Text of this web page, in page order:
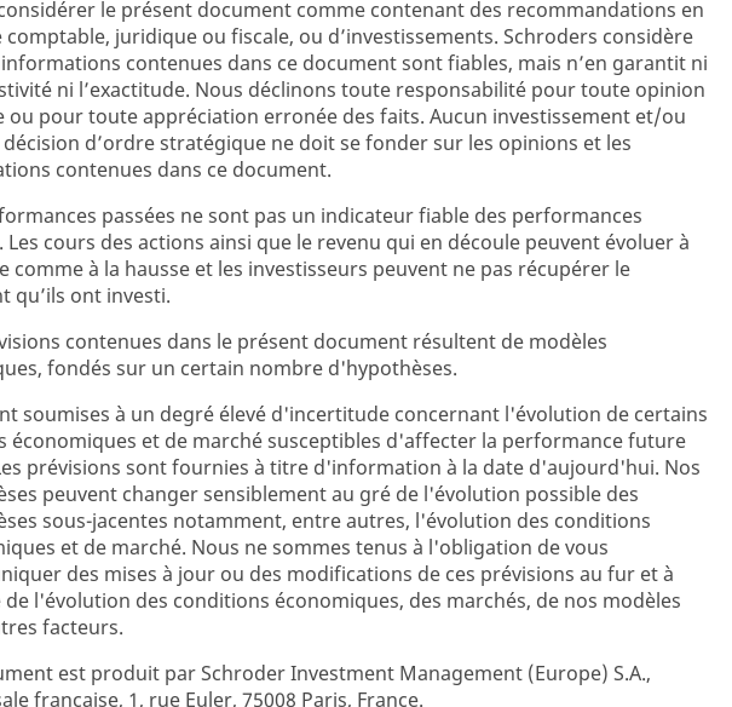
le présent document comme contenant des recommandations en
comptable, juridique ou fiscale, ou d’investissements. Schroders considère
contenues dans ce document sont fiables, mais n’en garantit ni
ni l’exactitude. Nous déclinons toute responsabilité pour toute opinion
ou pour toute appréciation erronée des faits. Aucun investissement et/ou
d’ordre stratégique ne doit se fonder sur les opinions et les
contenues dans ce document.
passées ne sont pas un indicateur fiable des performances
cours des actions ainsi que le revenu qui en découle peuvent évoluer à
comme à la hausse et les investisseurs peuvent ne pas récupérer le
qu’ils ont investi.
contenues dans le présent document résultent de modèles
fondés sur un certain nombre d'hypothèses.
soumises à un degré élevé d'incertitude concernant l'évolution de certains
économiques et de marché susceptibles d'affecter la performance future
prévisions sont fournies à titre d'information à la date d'aujourd'hui. Nos
peuvent changer sensiblement au gré de l'évolution possible des
sous-jacentes notamment, entre autres, l'évolution des conditions
et de marché. Nous ne sommes tenus à l'obligation de vous
des mises à jour ou des modifications de ces prévisions au fur et à
de l'évolution des conditions économiques, des marchés, de nos modèles
facteurs.
est produit par Schroder Investment Management (Europe) S.A.,
française, 1, rue Euler, 75008 Paris, France.